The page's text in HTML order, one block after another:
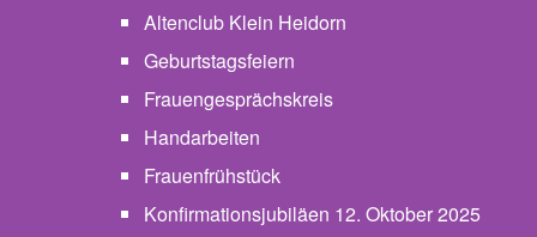
Altenclub Klein Heidorn
Geburtstagsfeiern
Frauengesprächskreis
Handarbeiten
Frauenfrühstück
Konfirmationsjubiläen 12. Oktober 2025